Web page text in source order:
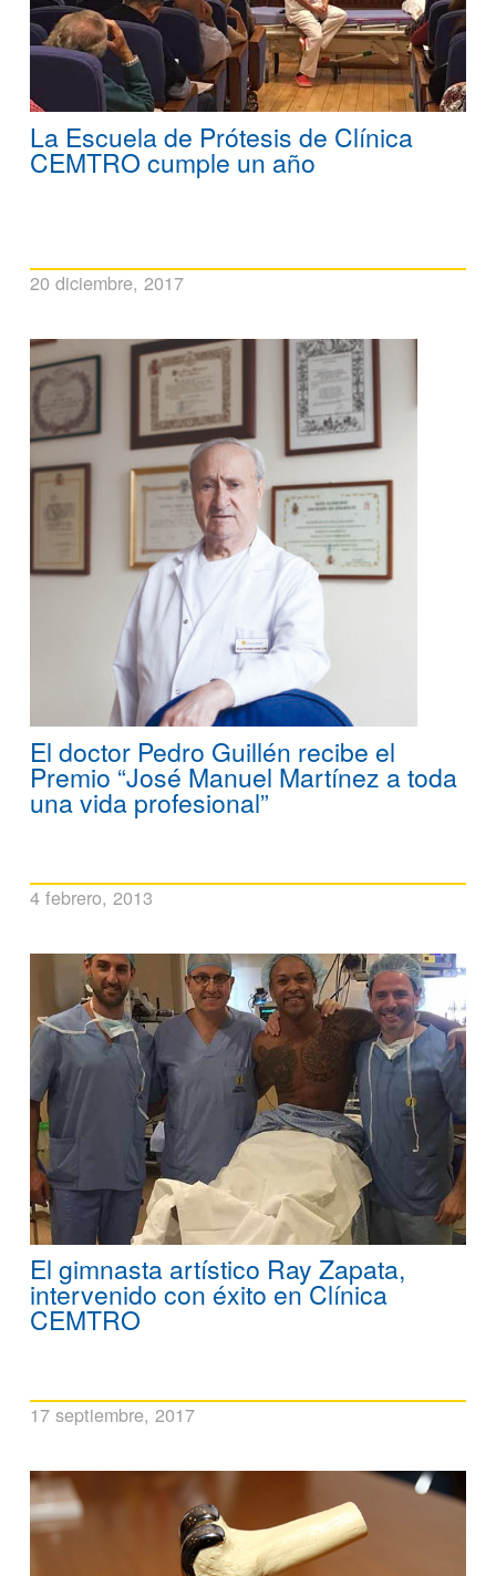
La Escuela de Prótesis de Clínica
CEMTRO cumple un año
20 diciembre, 2017
El doctor Pedro Guillén recibe el
Premio “José Manuel Martínez a toda
una vida profesional”
4 febrero, 2013
El gimnasta artístico Ray Zapata,
intervenido con éxito en Clínica
CEMTRO
17 septiembre, 2017